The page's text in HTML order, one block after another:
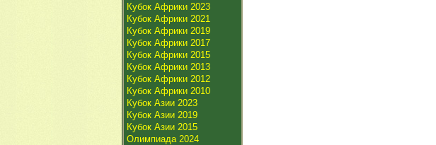
Кубок Африки 2023
Кубок Африки 2021
Кубок Африки 2019
Кубок Африки 2017
Кубок Африки 2015
Кубок Африки 2013
Кубок Африки 2012
Кубок Африки 2010
Кубок Азии 2023
Кубок Азии 2019
Кубок Азии 2015
Олимпиада 2024